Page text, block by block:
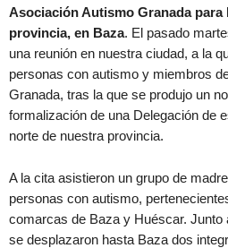
Asociación Autismo Granada para
provincia, en Baza. El pasado
una reunión en nuestra ciudad, a la
personas con autismo y miembros
Granada, tras la que se produjo un
formalización de una Delegación de
norte de nuestra provincia.
A la cita asistieron un grupo de
personas con autismo,
comarcas de Baza y Huéscar. Junto
se desplazaron hasta Baza dos